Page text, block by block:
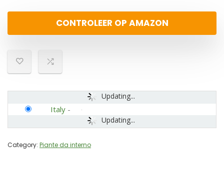
CONTROLEER OP AMAZON
Updating...
Updating...
Italy -
Category: Piante da interno